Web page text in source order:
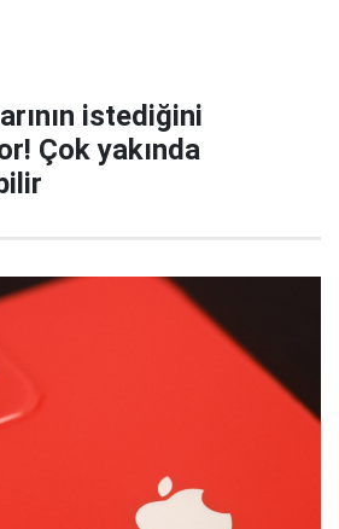
istediğini
Çok yakında